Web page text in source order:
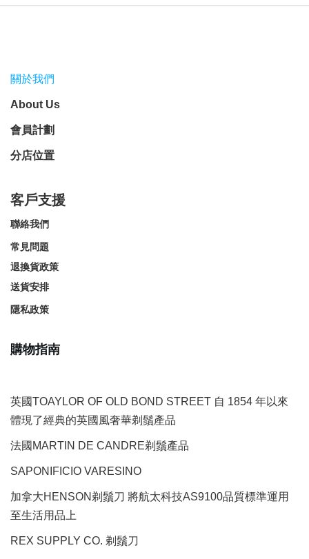
關於我們
About Us
會員計劃
分店位置
客戶支援
聯絡我們
常見問題
退換貨政策
送貨安排
隱私政策
購物指南
英國TOAYLOR OF OLD BOND STREET 自 1854 年以來
體現了經典的英國風奢華剃鬚產品
法國MARTIN DE CANDRE剃鬚產品
SAPONIFICIO VARESINO
加拿大HENSON剃鬚刀 將航太科技AS9100品質標準運用
至生活用品上
REX SUPPLY CO. 剃鬚刀